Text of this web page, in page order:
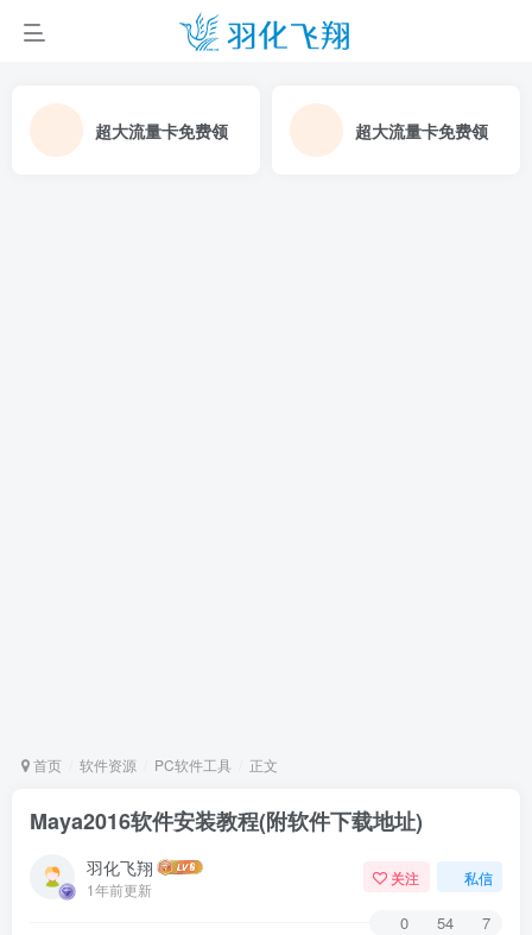
超大流量卡免费领 超大流量卡免费领
首页 软件资源 PC软件工具 正文
Maya2016软件安装教程(附软件下载地址)
羽化飞翔
1年前更新
关注 私信
0 54 7